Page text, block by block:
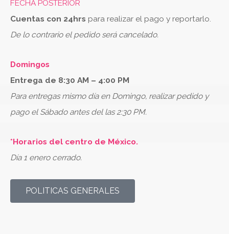
FECHA POSTERIOR
Cuentas con 24hrs para realizar el pago y reportarlo.
De lo contrario el pedido será cancelado.
Domingos
Entrega de 8:30 AM – 4:00 PM
Para entregas mismo día en Domingo, realizar pedido y
pago el Sábado antes del las 2:30 PM.
*Horarios del centro de México.
Día 1 enero cerrado.
POLITICAS GENERALES